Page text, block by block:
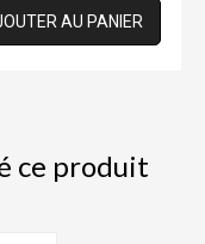
AU PANIER
ce produit